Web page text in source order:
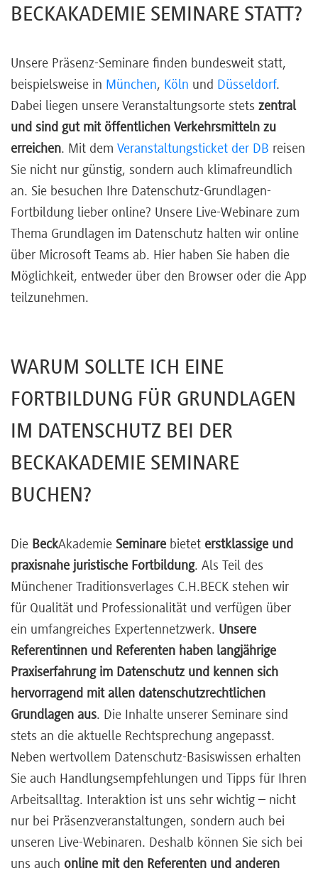
BECKAKADEMIE SEMINARE STATT?
Unsere Präsenz-Seminare finden bundesweit statt,
beispielsweise in München, Köln und Düsseldorf.
Dabei liegen unsere Veranstaltungsorte stets zentral
und sind gut mit öffentlichen Verkehrsmitteln zu
erreichen. Mit dem Veranstaltungsticket der DB reisen
Sie nicht nur günstig, sondern auch klimafreundlich
an. Sie besuchen Ihre Datenschutz-Grundlagen-
Fortbildung lieber online? Unsere Live-Webinare zum
Thema Grundlagen im Datenschutz halten wir online
über Microsoft Teams ab. Hier haben Sie haben die
Möglichkeit, entweder über den Browser oder die App
teilzunehmen.
WARUM SOLLTE ICH EINE
FORTBILDUNG FÜR GRUNDLAGEN
IM DATENSCHUTZ BEI DER
BECKAKADEMIE SEMINARE
BUCHEN?
Die BeckAkademie Seminare bietet erstklassige und
praxisnahe juristische Fortbildung. Als Teil des
Münchener Traditionsverlages C.H.BECK stehen wir
für Qualität und Professionalität und verfügen über
ein umfangreiches Expertennetzwerk. Unsere
Referentinnen und Referenten haben langjährige
Praxiserfahrung im Datenschutz und kennen sich
hervorragend mit allen datenschutzrechtlichen
Grundlagen aus. Die Inhalte unserer Seminare sind
stets an die aktuelle Rechtsprechung angepasst.
Neben wertvollem Datenschutz-Basiswissen erhalten
Sie auch Handlungsempfehlungen und Tipps für Ihren
Arbeitsalltag. Interaktion ist uns sehr wichtig – nicht
nur bei Präsenzveranstaltungen, sondern auch bei
unseren Live-Webinaren. Deshalb können Sie sich bei
uns auch online mit den Referenten und anderen